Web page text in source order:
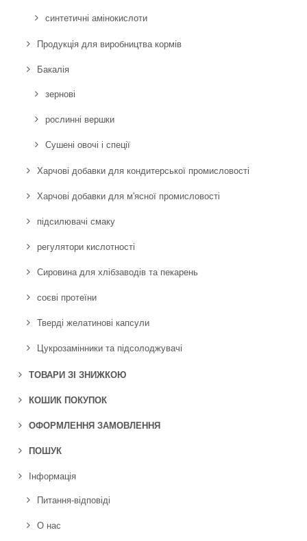
синтетичні амінокислоти
Продукція для виробництва кормів
Бакалія
зернові
рослинні вершки
Сушені овочі і спеції
Харчові добавки для кондитерської промисловості
Харчові добавки для м'ясної промисловості
підсилювачі смаку
регулятори кислотності
Сировина для хлібзаводів та пекарень
соєві протеїни
Тверді желатинові капсули
Цукрозамінники та підсолоджувачі
ТОВАРИ ЗІ ЗНИЖКОЮ
КОШИК ПОКУПОК
ОФОРМЛЕННЯ ЗАМОВЛЕННЯ
ПОШУК
Інформація
Питання-відповіді
О нас